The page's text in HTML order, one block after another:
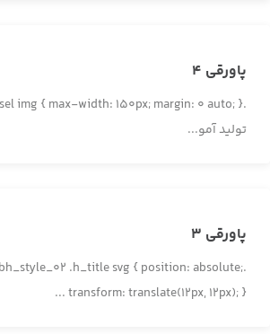
پاورقی 4
img { max-width: 150px; margin: 0 auto; }
تولید آمو...
پاورقی 3
.h_title svg { position: absolute;
transform: translate(12px, 12px); } ...